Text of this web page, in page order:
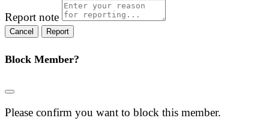
Report note
Report
Block Member?
Please confirm you want to block this member.